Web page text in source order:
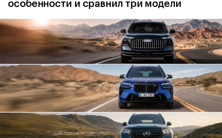
особенности и сравнил три модели